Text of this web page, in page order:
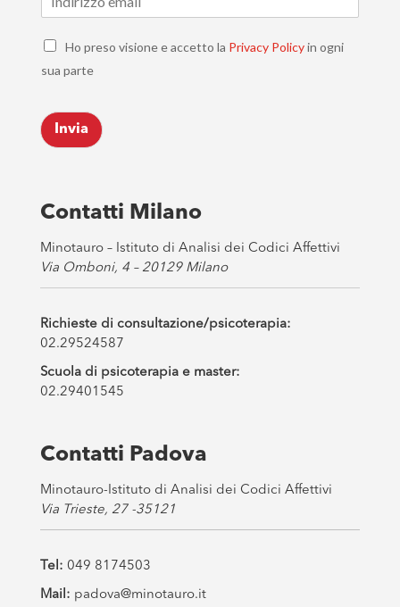
m
C
e
k
b
o
s
*
Ho preso visione e accetto la Privacy Policyin ogni
sua parte
Invia
Contatti Milano
Minotauro – Istituto di Analisi dei Codici Affettivi
Via Omboni, 4 – 20129 Milano
Richieste di consultazione/psicoterapia:
02.29524587
Scuola di psicoterapia e master:
02.29401545
Contatti Padova
Minotauro-Istituto di Analisi dei Codici Affettivi
Via Trieste, 27 -35121
Tel: 049 8174503
Mail: padova@minotauro.it